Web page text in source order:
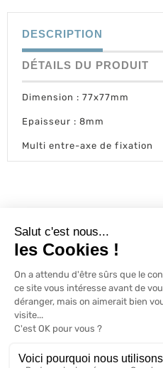
DESCRIPTION
DÉTAILS DU PRODUIT
Dimension : 77x77mm
Epaisseur : 8mm
Multi entre-axe de fixation
L'ACTU 100% VOLET
SERVICES
INFORMATIONS